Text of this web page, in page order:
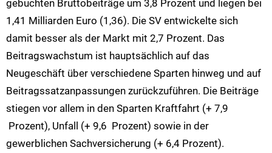
gebuchten Bruttobeiträge um 3,8 Prozent und liegen bei
1,41 Milliarden Euro (1,36). Die SV entwickelte sich
damit besser als der Markt mit 2,7 Prozent. Das
Beitragswachstum ist hauptsächlich auf das
Neugeschäft über verschiedene Sparten hinweg und auf
Beitragssatzanpassungen zurückzuführen. Die Beiträge
stiegen vor allem in den Sparten Kraftfahrt (+ 7,9
Prozent), Unfall (+ 9,6 Prozent) sowie in der
gewerblichen Sachversicherung (+ 6,4 Prozent).